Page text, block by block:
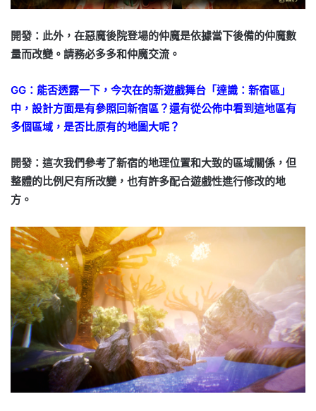
開發：此外，在惡魔後院登場的仲魔是依據當下後備的仲魔數
量而改變。請務必多多和仲魔交流。
GG：能否透露一下，今次在的新遊戲舞台「達識：新宿區」
中，設計方面是有參照回新宿區？還有從公佈中看到這地區有
多個區域，是否比原有的地圖大呢？
開發：這次我們參考了新宿的地理位置和大致的區域關係，但
整體的比例尺有所改變，也有許多配合遊戲性進行修改的地
方。